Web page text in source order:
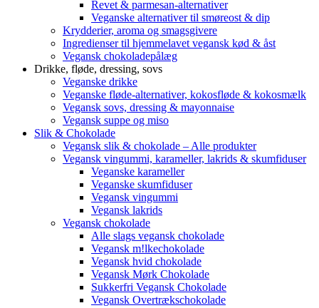
Revet & parmesan-alternativer
Veganske alternativer til smøreost & dip
Krydderier, aroma og smagsgivere
Ingredienser til hjemmelavet vegansk kød & åst
Vegansk chokoladepålæg
Drikke, fløde, dressing, sovs
Veganske drikke
Veganske fløde-alternativer, kokosfløde & kokosmælk
Vegansk sovs, dressing & mayonnaise
Vegansk suppe og miso
Slik & Chokolade
Vegansk slik & chokolade – Alle produkter
Vegansk vingummi, karameller, lakrids & skumfiduser
Veganske karameller
Veganske skumfiduser
Vegansk vingummi
Vegansk lakrids
Vegansk chokolade
Alle slags vegansk chokolade
Vegansk m!lkechokolade
Vegansk hvid chokolade
Vegansk Mørk Chokolade
Sukkerfri Vegansk Chokolade
Vegansk Overtrækschokolade